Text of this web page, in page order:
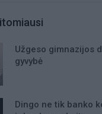
Užgeso gimnazijos
gyvybė
Dingo ne tik banko